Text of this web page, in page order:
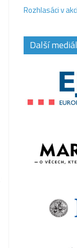
Rozhlasáci v akci
Další